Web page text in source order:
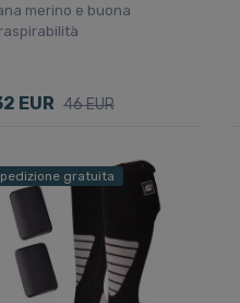
merino e buona
EUR 46 EUR
gratuita